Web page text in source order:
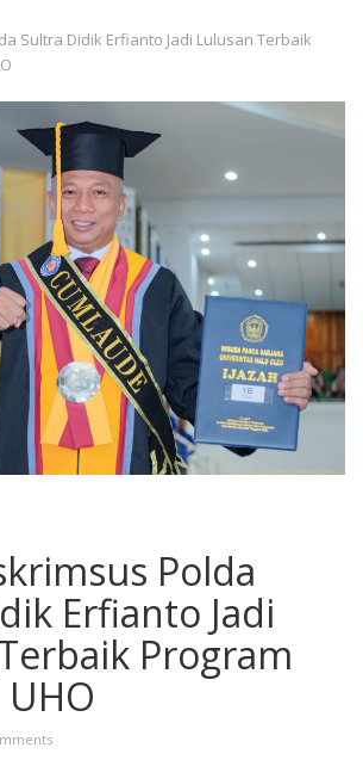
Sultra Didik Erfianto Jadi Lulusan Terbaik
Polda
Erfianto Jadi
Program